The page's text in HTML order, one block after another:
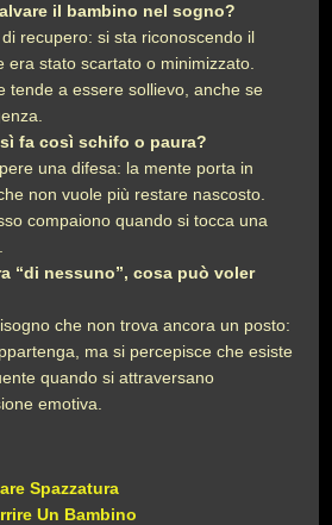
il bambino nel sogno?
recupero: si sta riconoscendo il
era stato scartato o minimizzato.
tende a essere sollievo, anche se
fa così schifo o paura?
una difesa: la mente porta in
non vuole più restare nascosto.
compaiono quando si tocca una
“di nessuno”, cosa può voler
che non trova ancora un posto:
ma si percepisce che esiste
quando si attraversano
emotiva.
Spazzatura
Un Bambino